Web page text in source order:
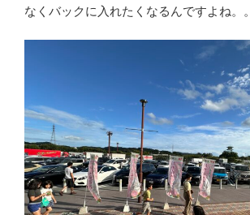
なくバックに入れたくなるんですよね。。